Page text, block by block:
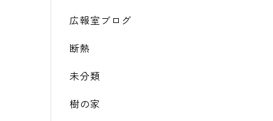
広報室ブログ
断熱
未分類
樹の家